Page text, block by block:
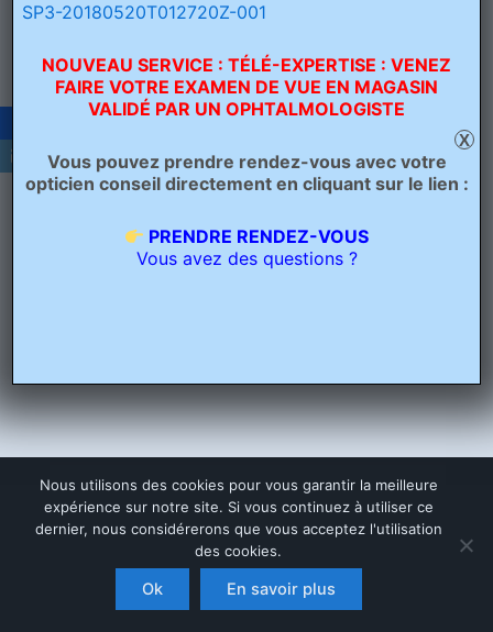
PRÉCÉDENT
Copyright © 2026 Opticien Bailleul - Optique Grand Place | Crée
par
Ascension Digitale
SP3-20180520T012720Z-001
NOUVEAU SERVICE : TÉLÉ-EXPERTISE : VENEZ
FAIRE VOTRE EXAMEN DE VUE EN MAGASIN
VALIDÉ PAR UN OPHTALMOLOGISTE
Vous pouvez prendre rendez-vous avec votre
opticien conseil directement en cliquant sur le lien :
PRENDRE RENDEZ-VOUS
Vous avez des questions ?
X
Nous utilisons des cookies pour vous garantir la meilleure
expérience sur notre site. Si vous continuez à utiliser ce
dernier, nous considérerons que vous acceptez l'utilisation
des cookies.
Ok En savoir plus